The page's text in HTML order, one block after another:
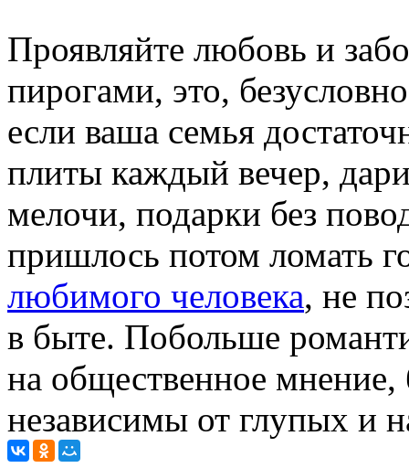
Проявляйте любовь и
пирогами, это,
если ваша семья
плиты каждый вечер,
мелочи, подарки без
пришлось потом ломать
любимого человека, не
в быте. Побольше
на общественное мнение,
независимы от глупых и